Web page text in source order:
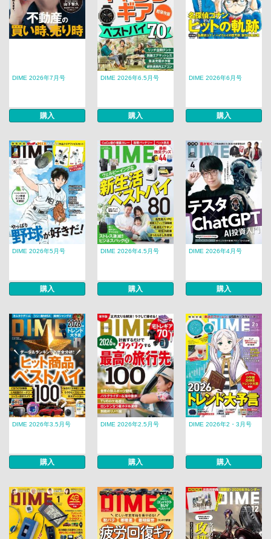
DIME 2026年7月号
購入
DIME 2026年6.5月号
購入
DIME 2026年6月号
購入
DIME 2026年5月号
購入
DIME 2026年4.5月号
購入
DIME 2026年4月号
購入
DIME 2026年3.5月号
購入
DIME 2026年2.5月号
購入
DIME 2026年2・3月号
購入